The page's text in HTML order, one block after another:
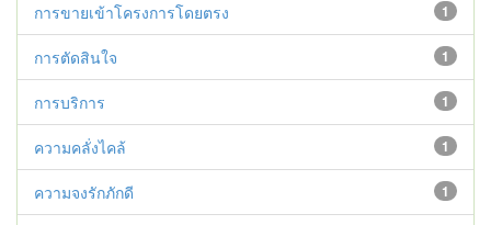
1
การขายเข้าโครงการโดยตรง
1
การตัดสินใจ
1
การบริการ
1
ความคลั่งไคล้
1
ความจงรักภักดี